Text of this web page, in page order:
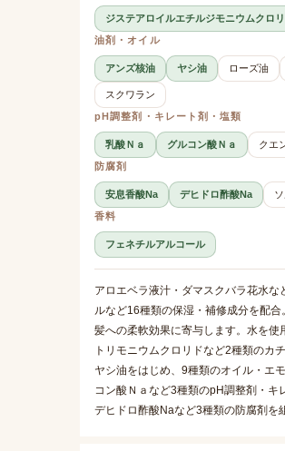
ジステアロイルエチルジモニウムクロ
油剤・オイル
アンズ核油 ヤシ油 ローズ油
スクワラン
pH調整剤・キレート剤・塩類
乳酸Ｎａ グルコン酸Ｎａ
クエ
防腐剤
安息香酸Na デヒドロ酢酸Na
香料
フェネチルアルコール
アロエベラ液汁・ダマスクバラ花水
ルなど16種類の保湿・補修成分を配
髪への柔軟効果に寄与します。水を
トリモニウムクロリドなど2種類のカ
ヤシ油をはじめ、9種類のオイル・エ
コン酸Ｎａなど3種類のpH調整剤・キ
デヒドロ酢酸Naなど3種類の防腐剤を